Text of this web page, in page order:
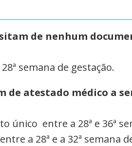
de nenhum
semana de gestação.
de atestado médico a
único entre a 28ª e 36ª
a 28ª e a 32ª semana